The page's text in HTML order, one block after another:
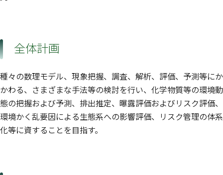
全体計画
種々の数理モデル、現象把握、調査、解析、評価、予測等にか
かわる、さまざまな手法等の検討を行い、化学物質等の環境動
態の把握および予測、排出推定、曝露評価およびリスク評価、
環境かく乱要因による生態系への影響評価、リスク管理の体系
化等に資することを目指す。